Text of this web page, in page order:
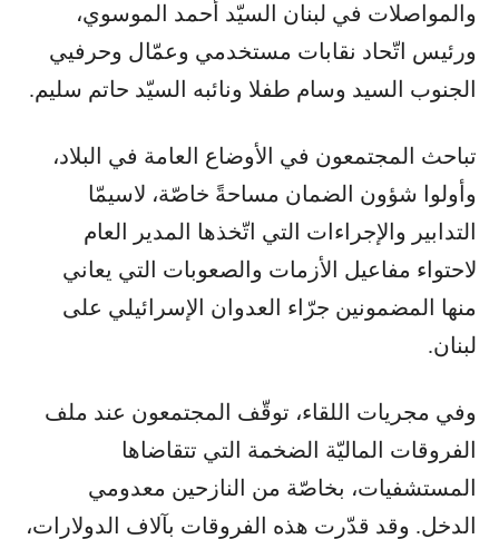
والمواصلات في لبنان السيّد أحمد الموسوي،
ورئيس اتّحاد نقابات مستخدمي وعمّال وحرفيي
الجنوب السيد وسام طفلا ونائبه السيّد حاتم سليم.
تباحث المجتمعون في الأوضاع العامة في البلاد،
وأولوا شؤون الضمان مساحةً خاصّة، لاسيمّا
التدابير والإجراءات التي اتّخذها المدير العام
لاحتواء مفاعيل الأزمات والصعوبات التي يعاني
منها المضمونين جرّاء العدوان الإسرائيلي على
لبنان.
وفي مجريات اللقاء، توقّف المجتمعون عند ملف
الفروقات الماليّة الضخمة التي تتقاضاها
المستشفيات، بخاصّة من النازحين معدومي
الدخل. وقد قدّرت هذه الفروقات بآلاف الدولارات،